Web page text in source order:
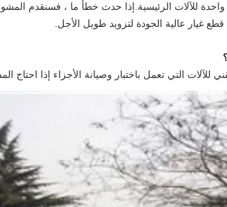
للآلات الرئيسية.إذا حدث خطأ ما ، فسنقدم
غيار عالية الجودة لتزويد طويل الأجل.
للآلات التي تعمل باختبار وصيانة الأجزاء إذا احتاج